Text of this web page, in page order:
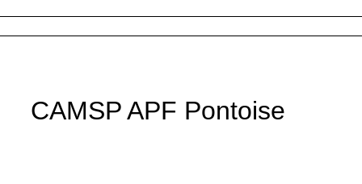
CAMSP APF Pontoise